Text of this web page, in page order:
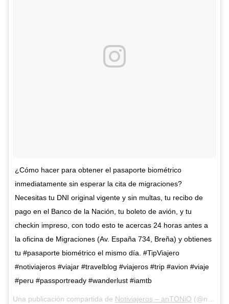
¿Cómo hacer para obtener el pasaporte biométrico
inmediatamente sin esperar la cita de migraciones?
Necesitas tu DNI original vigente y sin multas, tu recibo de
pago en el Banco de la Nación, tu boleto de avión, y tu
checkin impreso, con todo esto te acercas 24 horas antes a
la oficina de Migraciones (Av. España 734, Breña) y obtienes
tu #pasaporte biométrico el mismo día. #TipViajero
#notiviajeros #viajar #travelblog #viajeros #trip #avion #viaje
#peru #passportready #wanderlust #iamtb
Una publicación compartida de Notiviajeros – anTONiO (@notiviajeros) el